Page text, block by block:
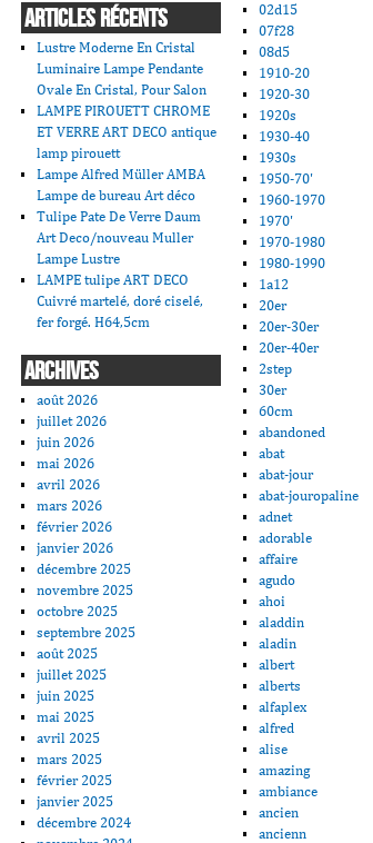
ARTICLES RÉCENTS
Lustre Moderne En Cristal
Luminaire Lampe Pendante
Ovale En Cristal, Pour Salon
LAMPE PIROUETT CHROME
ET VERRE ART DECO antique
lamp pirouett
Lampe Alfred Müller AMBA
Lampe de bureau Art déco
Tulipe Pate De Verre Daum
Art Deco/nouveau Muller
Lampe Lustre
LAMPE tulipe ART DECO
Cuivré martelé, doré ciselé,
fer forgé. H64,5cm
ARCHIVES
août 2026
juillet 2026
juin 2026
mai 2026
avril 2026
mars 2026
février 2026
janvier 2026
décembre 2025
novembre 2025
octobre 2025
septembre 2025
août 2025
juillet 2025
juin 2025
mai 2025
avril 2025
mars 2025
février 2025
janvier 2025
décembre 2024
02d15
07f28
08d5
1910-20
1920-30
1920s
1930-40
1930s
1950-70'
1960-1970
1970'
1970-1980
1980-1990
1a12
20er
20er-30er
20er-40er
2step
30er
60cm
abandoned
abat
abat-jour
abat-jouropaline
adnet
adorable
affaire
agudo
ahoi
aladdin
aladin
albert
alberts
alfaplex
alfred
alise
amazing
ambiance
ancien
ancienn